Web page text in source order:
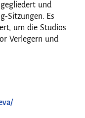
und
Sitzungen. Es
um die Studios
Verlegern und